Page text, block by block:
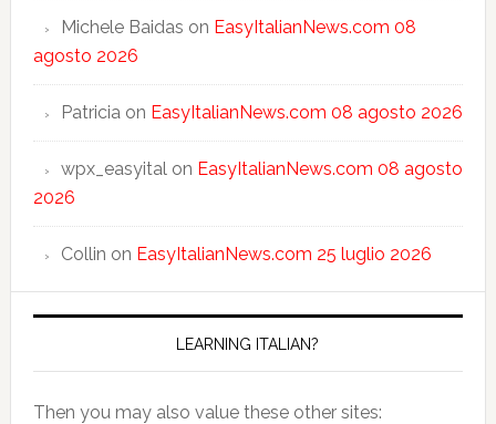
Michele Baidas on EasyItalianNews.com 08
agosto 2026
Patriciaon EasyItalianNews.com 08 agosto 2026
wpx_easyitalon EasyItalianNews.com 08 agosto
2026
Collin on EasyItalianNews.com 25 luglio 2026
LEARNING ITALIAN?
Then you may also value these other sites: